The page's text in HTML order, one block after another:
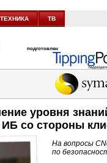
новых условиях
ТЕХНИКА ТВ
подготовлен
уровня
со стороны
На вопросы
по